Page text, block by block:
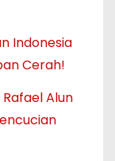
Indonesia
Cerah!
Alun